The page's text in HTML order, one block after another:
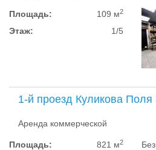
Площадь: 109 м2
Этаж: 1/5
1-й проезд Куликова Поля
Аренда коммерческой
Площадь: 821 м2